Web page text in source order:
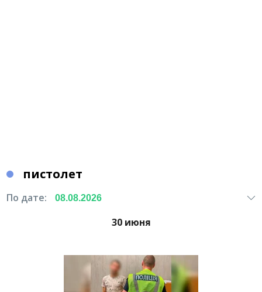
пистолет
По дате:
30 июня